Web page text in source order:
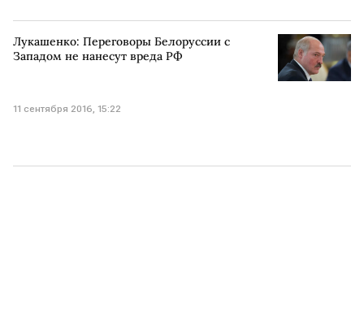
Лукашенко: Переговоры Белоруссии с
Западом не нанесут вреда РФ
11 сентября 2016, 15:22